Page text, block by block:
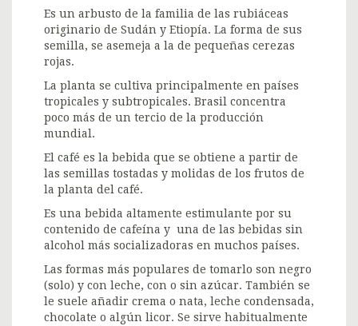
Es un arbusto de la familia de las rubiáceas
originario de Sudán y Etiopía. La forma de sus
semilla, se asemeja a la de pequeñas cerezas
rojas.
La planta se cultiva principalmente en países
tropicales y subtropicales. Brasil concentra
poco más de un tercio de la producción
mundial.
El café es la bebida que se obtiene a partir de
las semillas tostadas y molidas de los frutos de
la planta del café.
Es una bebida altamente estimulante por su
contenido de cafeína y una de las bebidas sin
alcohol más socializadoras en muchos países.
Las formas más populares de tomarlo son negro
(solo) y con leche, con o sin azúcar. También se
le suele añadir crema o nata, leche condensada,
chocolate o algún licor. Se sirve habitualmente